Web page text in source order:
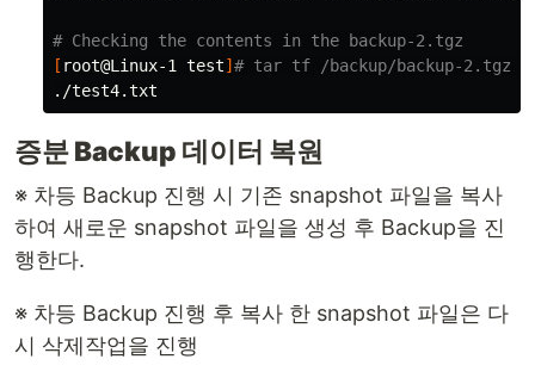
# Checking the contents in the backup-2.tgz
[ root@Linux-1 test] # tar tf /backup/backup-2.tgz
증분 Backup 데이터 복원
※ 차등 Backup 진행 시 기존 snapshot 파일을 복사
하여 새로운 snapshot 파일을 생성 후 Backup을 진
행한다.
※ 차등 Backup 진행 후 복사 한 snapshot 파일은 다
시 삭제작업을 진행